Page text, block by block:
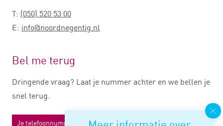
T: (050) 520 53 00
E: info@noordnegentig.nl
Bel me terug
Dringende vraag? Laat je nummer achter en we bellen je
snel terug.